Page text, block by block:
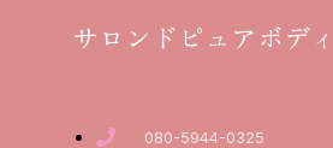
サロンドピュアボディ
080-5944-0325